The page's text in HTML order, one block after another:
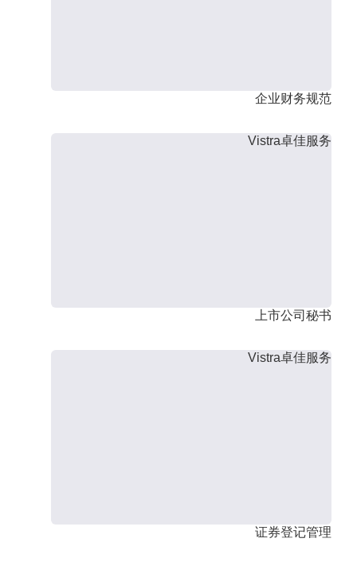
企业财务规范
Vistra卓佳服务
上市公司秘书
Vistra卓佳服务
证券登记管理